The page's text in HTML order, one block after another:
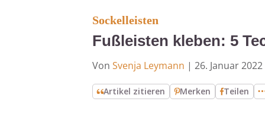
Sockelleisten
Fußleisten kleben: 5
Von Svenja Leymann | 26. Januar 2022
Artikel zitieren Merken Teilen